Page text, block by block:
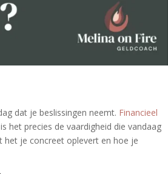
dat je beslissingen neemt. Financieel
het precies de vaardigheid die vandaag
het je concreet oplevert en hoe je